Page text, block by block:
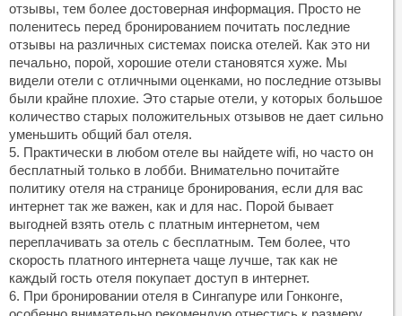
отзывы, тем более достоверная информация. Просто не
поленитесь перед бронированием почитать последние
отзывы на различных системах поиска отелей. Как это ни
печально, порой, хорошие отели становятся хуже. Мы
видели отели с отличными оценками, но последние отзывы
были крайне плохие. Это старые отели, у которых большое
количество старых положительных отзывов не дает сильно
уменьшить общий бал отеля.
5. Практически в любом отеле вы найдете wifi, но часто он
бесплатный только в лобби. Внимательно почитайте
политику отеля на странице бронирования, если для вас
интернет так же важен, как и для нас. Порой бывает
выгодней взять отель с платным интернетом, чем
переплачивать за отель с бесплатным. Тем более, что
скорость платного интернета чаще лучше, так как не
каждый гость отеля покупает доступ в интернет.
6. При бронировании отеля в Сингапуре или Гонконге,